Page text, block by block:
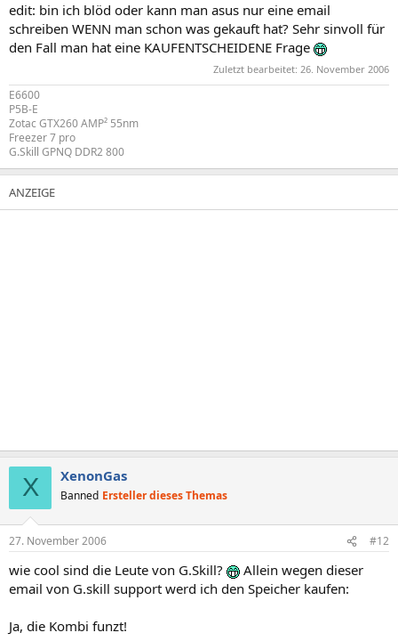
edit: bin ich blöd oder kann man asus nur eine email
schreiben WENN man schon was gekauft hat? Sehr sinvoll für
den Fall man hat eine KAUFENTSCHEIDENE Frage
Zuletzt bearbeitet: 26. November 2006
E6600
P5B-E
Zotac GTX260 AMP² 55nm
Freezer 7 pro
G.Skill GPNQ DDR2 800
X XenonGas
Banned Ersteller dieses Themas
27. November 2006 #12
wie cool sind die Leute von G.Skill?
Allein wegen dieser
email von G.skill support werd ich den Speicher kaufen:
Ja, die Kombi funzt!